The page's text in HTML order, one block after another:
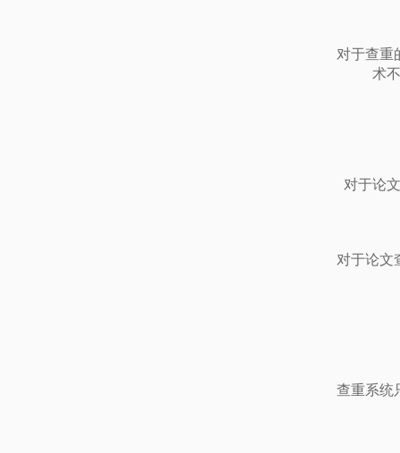
对于查重
术
对于论
对于论文
查重系统